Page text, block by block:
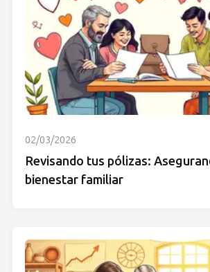
02/03/2026
Revisando tus pólizas:
bienestar familiar